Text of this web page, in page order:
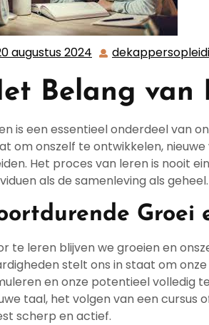
augustus 2024 20
2024
Belang van
is een essentieel onderdeel van
om onszelf te ontwikkelen,
Het proces van leren is nooit
als de samenleving als geheel.
Groei
te leren blijven we groeien en
stelt ons in staat om
en onze potentieel volledig
taal, het volgen van een cursus
scherp en actief.